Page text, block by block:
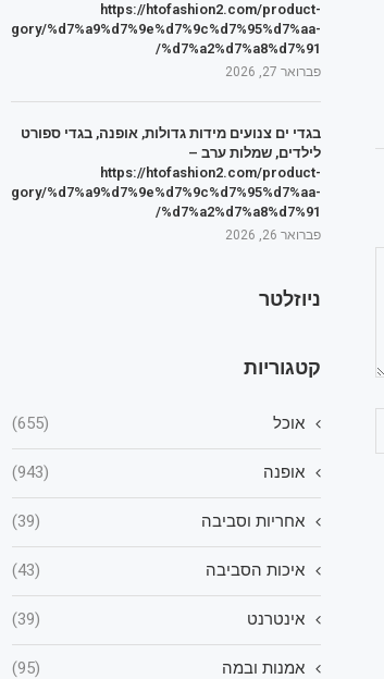
https://htofashion2.com/product-
%d7%a9%d7%9e%d7%9c%d7%95%d7%aa-
%d7%a2%d7%a8%d7%91/
פברואר 27, 2026
בגדי ים צנועים מידות גדולות, אופנה, בגדי ספורט
לילדים, שמלות ערב –
https://htofashion2.com/product-
%d7%a9%d7%9e%d7%9c%d7%95%d7%aa-
%d7%a2%d7%a8%d7%91/
פברואר 26, 2026
ניוזלטר
קטגוריות
אוכל (655)
אופנה (943)
אחריות וסביבה (39)
איכות הסביבה (43)
אינטרנט (39)
אמנות ובמה (95)